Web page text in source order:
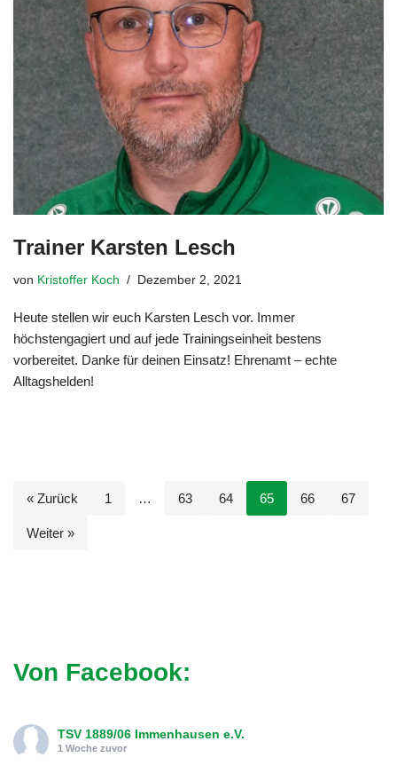
Trainer Karsten Lesch
von Kristoffer Koch Dezember 2, 2021
Heute stellen wir euch Karsten Lesch vor. Immer
höchstengagiert und auf jede Trainingseinheit bestens
vorbereitet. Danke für deinen Einsatz! Ehrenamt – echte
Alltagshelden!
« Zurück 1 … 63 64 65 66 67
Weiter »
Von Facebook:
TSV 1889/06 Immenhausen e.V.
1 Woche zuvor